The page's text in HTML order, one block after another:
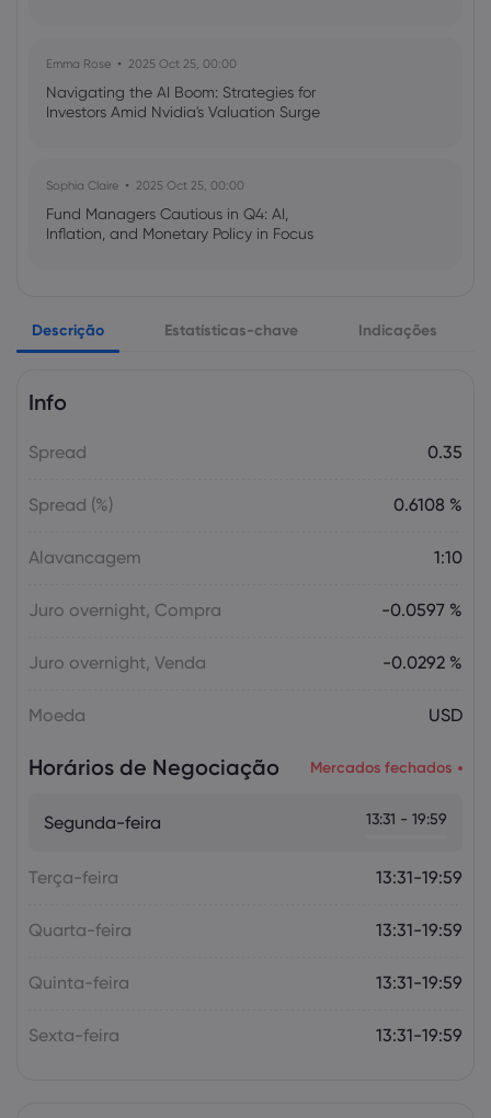
Emma Rose 2025 Oct 25, 00:00
Navigating the AI Boom: Strategies for
Investors Amid Nvidia's Valuation Surge
Sophia Claire 2025 Oct 25, 00:00
Fund Managers Cautious in Q4: AI,
Inflation, and Monetary Policy in Focus
US Government Shutdown Threatens
October Inflation Data Release
US-EU Relations: Russia Sanctions Unite
Descrição Estatísticas-chave Indicações
Info
Spread 0.35
Spread (%) 0.6108 %
Alavancagem 1:10
Juro overnight, Compra -0.0597 %
Juro overnight, Venda -0.0292 %
Moeda USD
Horários de Negociação Mercados fechados
Segunda-feira 13:31 - 19:59
Terça-feira 13:31-19:59
Quarta-feira 13:31-19:59
Quinta-feira 13:31-19:59
Sexta-feira 13:31-19:59